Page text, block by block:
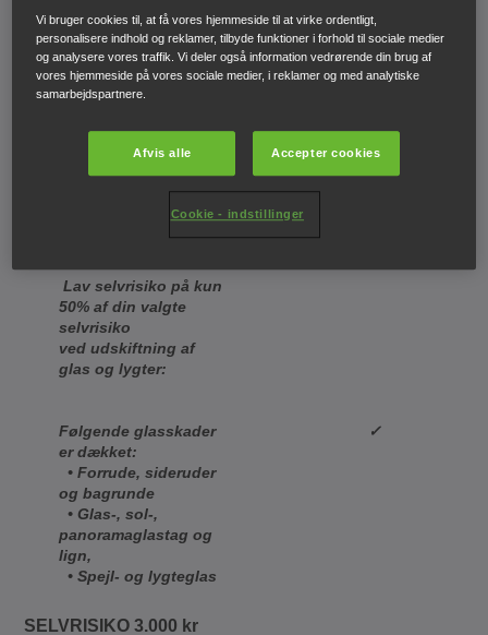
Fastpris. Ingen
trinregulering ved
skader
✓
reparation af skade
stensslag på forrude
Lav selvrisiko på kun
50% af din valgte
selvrisiko
ved udskiftning af
glas og lygter:
Følgende glasskader
er dækket:
• Forrude, sideruder
og bagrunde
• Glas-, sol-,
panoramaglastag og
lign,
• Spejl- og lygteglas
✓
SELVRISIKO 3.000 kr
Vi bruger cookies til, at få vores hjemmeside til at virke ordentligt,
personalisere indhold og reklamer, tilbyde funktioner i forhold til sociale medier
og analysere vores traffik. Vi deler også information vedrørende din brug af
vores hjemmeside på vores sociale medier, i reklamer og med analytiske
samarbejdspartnere.
Afvis alle Accepter cookies
Cookie - indstillinger